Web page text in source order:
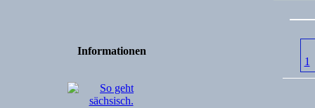
Informationen
1